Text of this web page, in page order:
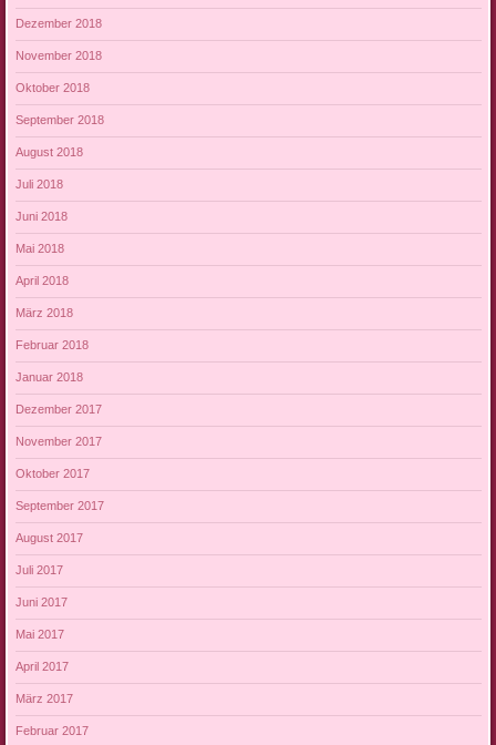
Dezember 2018
November 2018
Oktober 2018
September 2018
August 2018
Juli 2018
Juni 2018
Mai 2018
April 2018
März 2018
Februar 2018
Januar 2018
Dezember 2017
November 2017
Oktober 2017
September 2017
August 2017
Juli 2017
Juni 2017
Mai 2017
April 2017
März 2017
Februar 2017